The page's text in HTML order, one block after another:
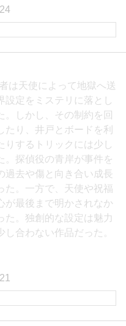
は天使によって地獄へ送
設定をミステリに落とし
。しかし、その制約を回
たり、井戸とボードを利
りするトリックには少し
。探偵役の青岸が事件を
過去や傷と向き合い成長
た。一方で、天使や祝福
が最後まで明かされなか
た。独創的な設定は魅力
合わない作品だった。